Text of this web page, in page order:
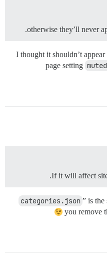
otherwise they’ll never
I thought it shouldn’t
page setting
If it will affect
categories.json ” is
you remove